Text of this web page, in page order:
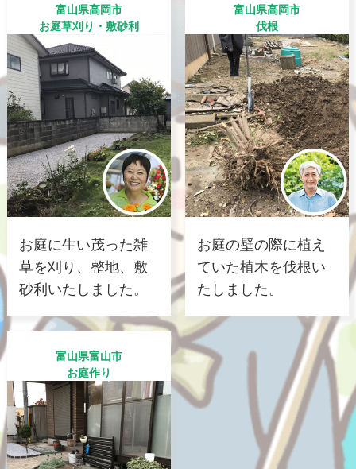
富山県高岡市
お庭草刈り・敷砂利
お庭に生い茂った雑
草を刈り、整地、敷
砂利いたしました。
富山県高岡市
伐根
お庭の壁の際に植え
ていた植木を伐根い
たしました。
富山県富山市
お庭作り